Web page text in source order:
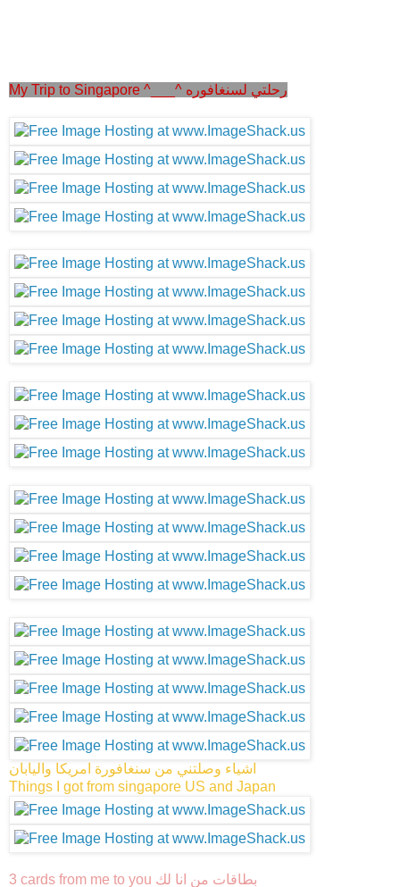
My Trip to Singapore ^___^ رحلتي لسنغافوره
اشياء وصلتني من سنغافورة امريكا واليابان
Things I got from singapore US and Japan
3 cards from me to you بطاقات من انا لك